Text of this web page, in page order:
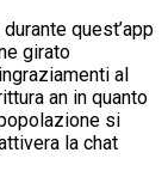
quest’app
girato
al
an in quanto
si
la chat